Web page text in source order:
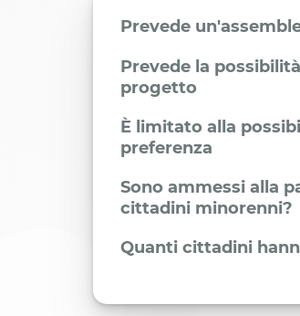
Prevede
Prevede la
progetto
È limitato alla
preferenza
Sono ammessi alla
cittadini minorenni?
Quanti cittadini